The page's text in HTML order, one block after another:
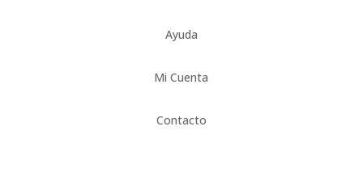
Ayuda
Mi Cuenta
Contacto